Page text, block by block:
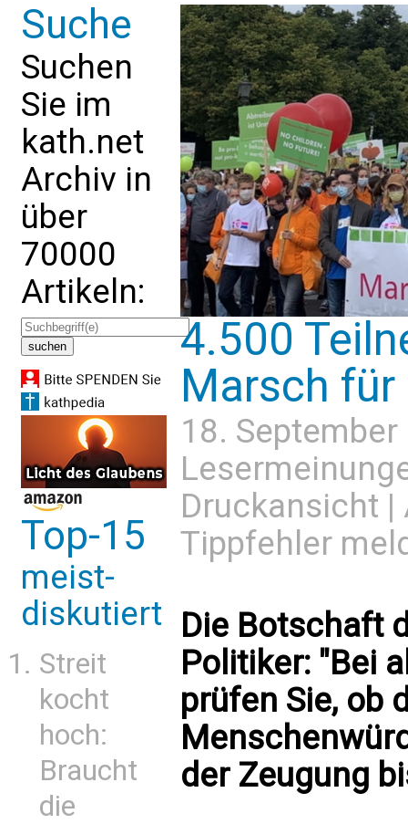
Suche
Suchen
Sie im
kath.net
Archiv in
über
70000
Artikeln:
Top-15
meist-
diskutiert
Streit
kocht
hoch:
Braucht
die
4.500
Marsch für
18.
Druckansicht |
Tippfehler
Die Botschaft
Politiker: "Bei
prüfen Sie, ob
der Zeugung